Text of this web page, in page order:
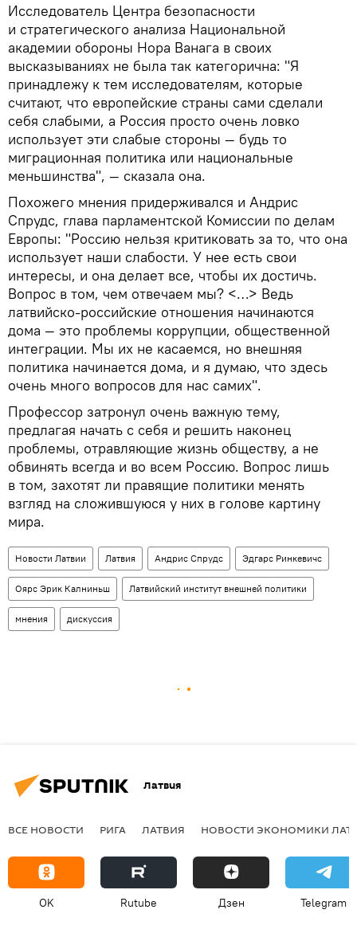
Исследователь Центра безопасности
и стратегического анализа Национальной
академии обороны Нора Ванага в своих
высказываниях не была так категорична: "Я
принадлежу к тем исследователям, которые
считают, что европейские страны сами сделали
себя слабыми, а Россия просто очень ловко
использует эти слабые стороны — будь то
миграционная политика или национальные
меньшинства", — сказала она.
Похожего мнения придерживался и Андрис
Спрудс, глава парламентской Комиссии по делам
Европы: "Россию нельзя критиковать за то, что она
использует наши слабости. У нее есть свои
интересы, и она делает все, чтобы их достичь.
Вопрос в том, чем отвечаем мы? <…> Ведь
латвийско-российские отношения начинаются
дома — это проблемы коррупции, общественной
интеграции. Мы их не касаемся, но внешняя
политика начинается дома, и я думаю, что здесь
очень много вопросов для нас самих".
Профессор затронул очень важную тему,
предлагая начать с себя и решить наконец
проблемы, отравляющие жизнь обществу, а не
обвинять всегда и во всем Россию. Вопрос лишь
в том, захотят ли правящие политики менять
взгляд на сложившуюся у них в голове картину
мира.
Новости Латвии Латвия Андрис Спрудс Эдгарс Ринкевичс
Оярс Эрик Калниньш Латвийский институт внешней политики
мнения дискуссия
Латвия
ВСЕ НОВОСТИ РИГА ЛАТВИЯ НОВОСТИ ЭКОНОМИКИ
OK Rutube Дзен Telegram